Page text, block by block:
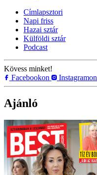
Címlapsztori
Napi friss
Hazai sztár
Külföldi sztár
Podcast
Kövess minket!
Facebookon
Instagramon
Ajánló